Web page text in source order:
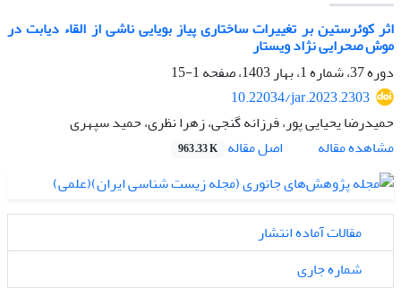
اثر کوئرستین بر تغییرات ساختاری پیاز بویایی ناشی از القاء دیابت در
موش صحرایی نژاد ویستار
دوره 37، شماره 1، بهار 1403، صفحه
1-15
10.22034/jar.2023.2303
حمیدرضا یحیایی پور، فرزانه گنجی، زهرا نظری، حمید سپهری
مشاهده مقاله
اصل مقاله 963.33 K
مقالات آماده انتشار
شماره جاری